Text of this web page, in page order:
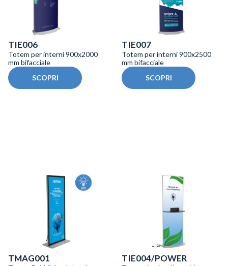
TIE006
Totem per interni 900x2000
mm bifacciale
SCOPRI
TIE007
Totem per interni 900x2500
mm bifacciale
SCOPRI
TMAG001 TIE004/POWER